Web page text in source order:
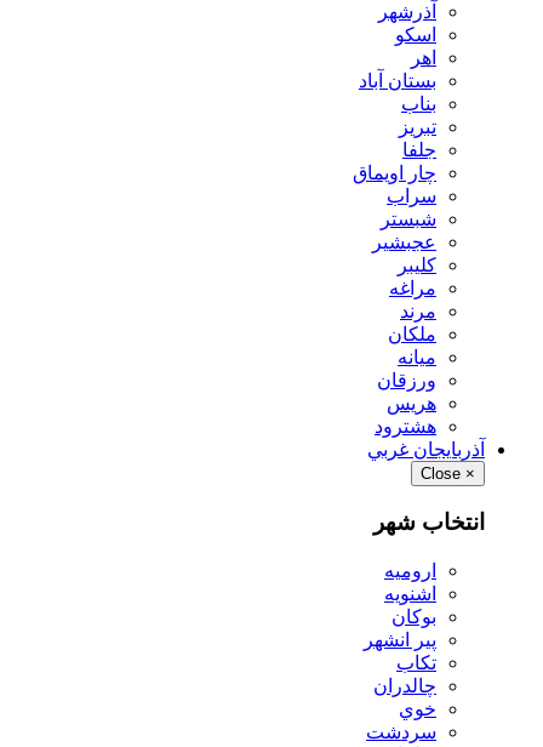
آذرشهر
اسكو
اهر
بستان آباد
بناب
تبريز
جلفا
چار اويماق
سراب
شبستر
عجبشير
كليبر
مراغه
مرند
ملكان
ميانه
ورزقان
هريس
هشترود
آذربايجان غربي
×
Close
انتخاب شهر
اروميه
اشنويه
بوكان
پير انشهر
تكاب
چالدران
خوي
سردشت